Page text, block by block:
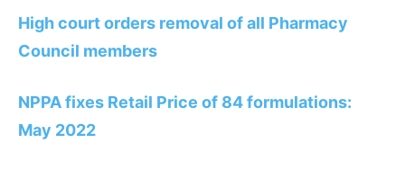
High court orders removal of all Pharmacy
Council members
NPPA fixes Retail Price of 84 formulations:
May 2022